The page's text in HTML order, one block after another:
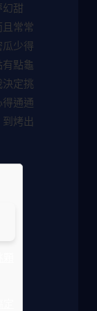
甜
常常
少得
點龜
定挑
通通
烤出